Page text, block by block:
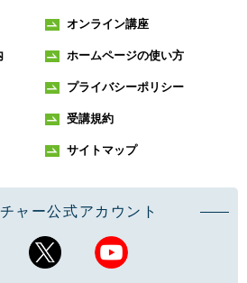
オンライン講座
ホームページの使い方
プライバシーポリシー
受講規約
サイトマップ
ャー公式アカウント